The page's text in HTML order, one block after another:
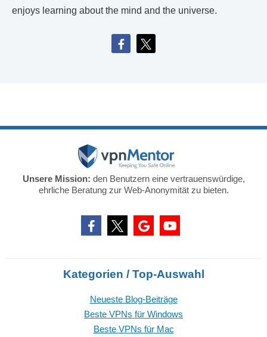
enjoys learning about the mind and the universe.
Unsere Mission: den Benutzern eine vertrauenswürdige,
ehrliche Beratung zur Web-Anonymität zu bieten.
Kategorien / Top-Auswahl
Neueste Blog-Beiträge
Beste VPNs für Windows
Beste VPNs für Mac